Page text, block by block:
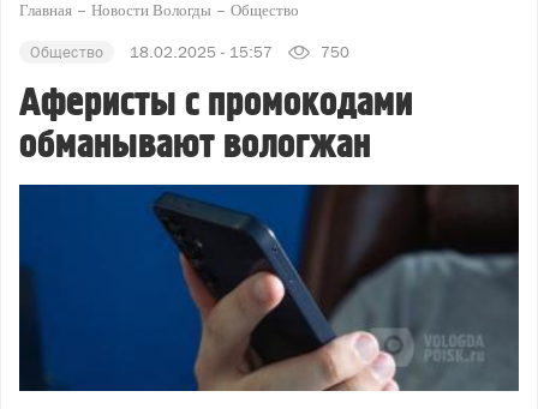
Главная Новости Вологды Общество
Общество 18.02.2025 - 15:57 750
Аферисты с промокодами
обманывают вологжан